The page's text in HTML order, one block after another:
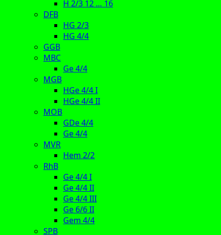
H 2/3 12 … 16
DFB
HG 2/3
HG 4/4
GGB
MBC
Ge 4/4
MGB
HGe 4/4 I
HGe 4/4 II
MOB
GDe 4/4
Ge 4/4
MVR
Hem 2/2
RhB
Ge 4/4 I
Ge 4/4 II
Ge 4/4 III
Ge 6/6 II
Gem 4/4
SPB